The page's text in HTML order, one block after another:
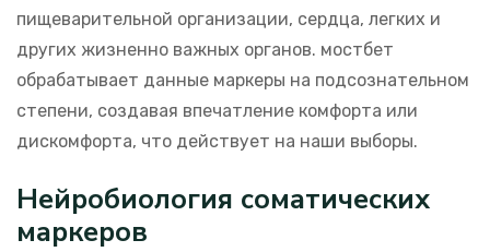
пищеварительной организации, сердца, легких и
других жизненно важных органов. мостбет
обрабатывает данные маркеры на подсознательном
степени, создавая впечатление комфорта или
дискомфорта, что действует на наши выборы.
Нейробиология соматических
маркеров